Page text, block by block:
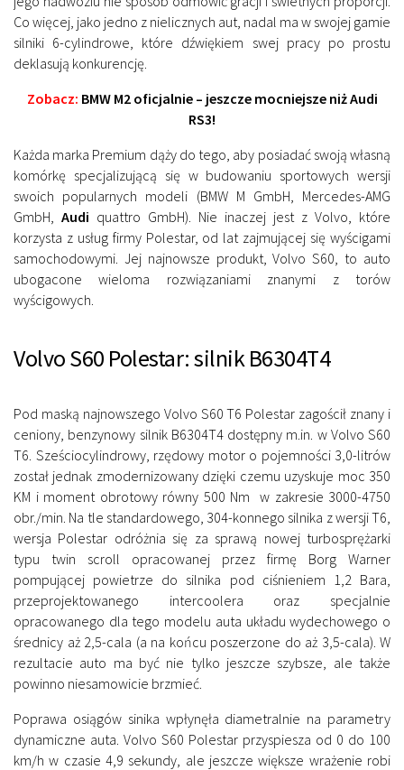
Co więcej, jako jedno z nielicznych aut, nadal ma w swojej gamie
silniki 6-cylindrowe, które dźwiękiem swej pracy po prostu
deklasują konkurencję.
Zobacz: BMW M2 oficjalnie – jeszcze mocniejsze niż Audi
RS3!
Każda marka Premium dąży do tego, aby posiadać swoją własną
komórkę specjalizującą się w budowaniu sportowych wersji
swoich popularnych modeli (BMW M GmbH
Mercedes-AMG
GmbH
Audi quattro GmbH). Nie inaczej jest z Volvo, które
korzysta z usług firmy Polestar, od lat zajmującej się wyścigami
samochodowymi. Jej najnowsze produkt, Volvo S60, to auto
ubogacone wieloma rozwiązaniami znanymi z torów
wyścigowych.
Volvo S60 Polestar: silnik B6304T4
Pod maską najnowszego Volvo S60 T6 Polestar zagościł znany i
ceniony, benzynowy silnik B6304T4 dostępny m.in. w Volvo S60
T6. Sześciocylindrowy, rzędowy motor o pojemności 3,0-litrów
został jednak zmodernizowany dzięki czemu uzyskuje moc 350
KM i moment obrotowy równy 500 Nm w zakresie 3000-4750
obr./min. Na tle standardowego, 304-konnego silnika z wersji T6,
wersja Polestar odróżnia się za sprawą nowej turbosprężarki
typu twin scroll opracowanej przez firmę Borg Warner
pompującej powietrze do silnika pod ciśnieniem 1,2 Bara,
przeprojektowanego intercoolera oraz specjalnie
opracowanego dla tego modelu auta układu wydechowego o
średnicy aż 2,5-cala (a na końcu poszerzone do aż 3,5-cala). W
rezultacie auto ma być nie tylko jeszcze szybsze, ale także
powinno niesamowicie brzmieć.
Poprawa osiągów sinika wpłynęła diametralnie na parametry
dynamiczne auta. Volvo S60 Polestar przyspiesza od 0 do 100
km/h w czasie 4,9 sekundy, ale jeszcze większe wrażenie robi